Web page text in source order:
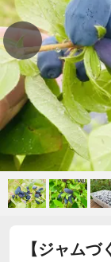
【ジャム